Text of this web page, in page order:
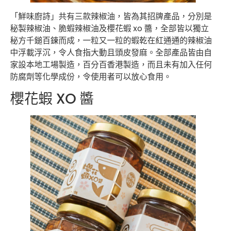
「鮮味廚詩」共有三款辣椒油，皆為其招牌產品，分別是
秘製辣椒油、脆蝦辣椒油及櫻花蝦 xo 醬，全部皆以獨立
秘方千鎚百鍊而成，一粒又一粒的蝦乾在紅通通的辣椒油
中浮載浮沉，令人食指大動且頭皮發麻。全部產品皆由自
家設本地工場製造，百分百香港製造，而且未有加入任何
防腐劑等化學成份，令使用者可以放心食用。
櫻花蝦 XO 醬